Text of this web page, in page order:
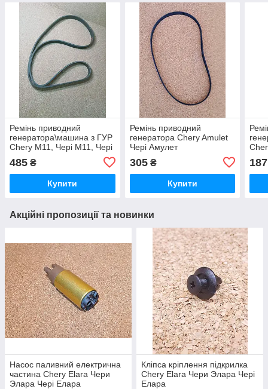
Ремінь приводний
генератора\машина з ГУР
Chery M11, Чері М11, Чері
485 ₴
Купити
Ремінь приводний
генератора Chery Amulet
Чері Амулет
305₴
Купити
187
Акційні пропозиції та новинки
Насос паливний електрична
частина Chery Elara Чери
Элара Чері Елара
Кліпса кріплення підкрилка
Chery Elara Чери Элара Чері
Елара